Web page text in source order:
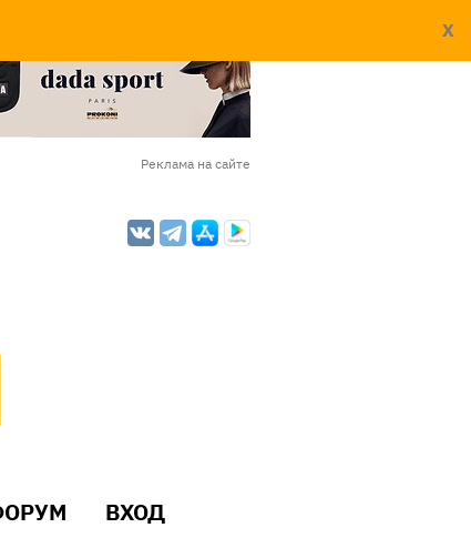
X
Реклама на сайте
ВХОД